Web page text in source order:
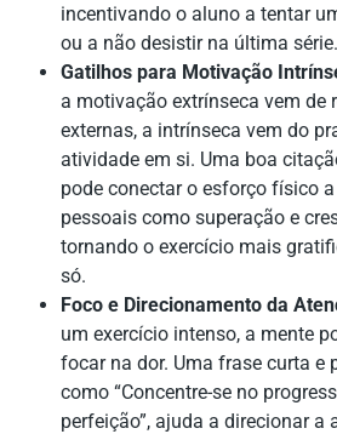
incentivando o aluno a tentar
ou a não desistir na última série.
Gatilhos para Motivação
a motivação extrínseca vem de
externas, a intrínseca vem do
atividade em si. Uma boa
pode conectar o esforço físico
pessoais como superação e
tornando o exercício mais
só.
Foco e Direcionamento da
um exercício intenso, a mente
focar na dor. Uma frase curta e
como “Concentre-se no
perfeição”, ajuda a direcionar a